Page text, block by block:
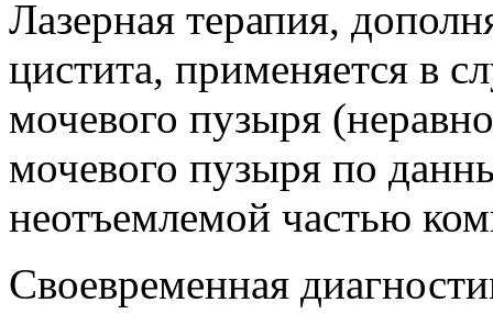
Лазерная терапия,
цистита, применяется в
мочевого пузыря
мочевого пузыря по
неотъемлемой частью
Своевременная